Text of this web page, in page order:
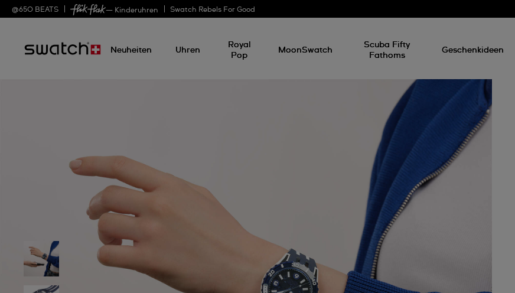
@650 BEATS — Kinderuhren Swatch Rebels For Good
Neuheiten Uhren
Royal
Pop
MoonSwatch
Scuba Fifty
Fathoms
Geschenkideen